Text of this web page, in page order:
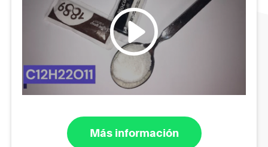
Más información